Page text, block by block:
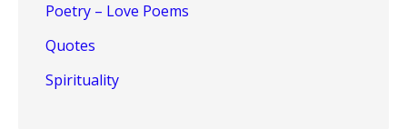
Poetry – Love Poems
Quotes
Spirituality